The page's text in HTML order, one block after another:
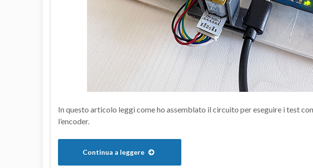
In questo articolo leggi come ho assemblato il circuito per eseguire i test
l’encoder.
Continua a leggere